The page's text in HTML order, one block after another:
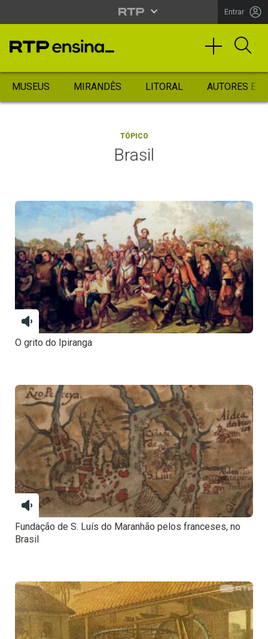
Entrar
MUSEUS MIRANDÊS LITORAL AUTORES
TÓPICO
Brasil
O grito do Ipiranga
Fundação de S. Luís do Maranhão pelos franceses, no
Brasil